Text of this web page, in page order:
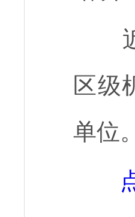
区级
单位。